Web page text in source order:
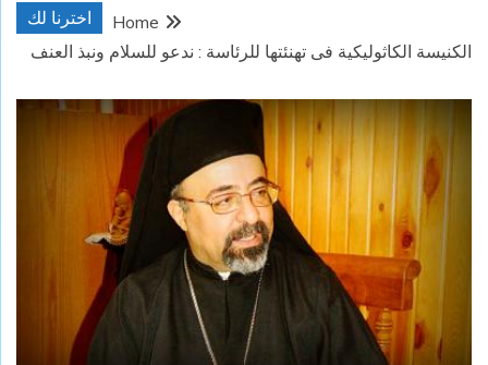
اخترنا لك
Home
الكنيسة الكاثوليكية فى تهنئتها للرئاسة : ندعو للسلام ونبذ العنف